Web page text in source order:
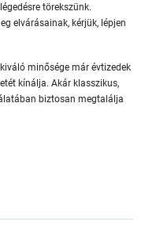
törekszünk.
elvárásainak, kérjük, lépjen
minősége már évtizedek
kínálja. Akár klasszikus,
biztosan megtalálja